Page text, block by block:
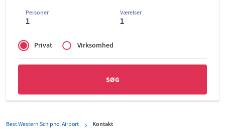
Personer
1
Værelser
1
of
Zakelijk
Privat Virksomhed
Best Western Schiphol Airport Kontakt